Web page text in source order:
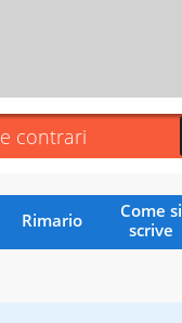
Rimario
Come si
scrive